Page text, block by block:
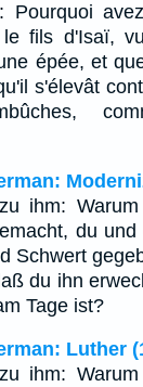
fils d'Isaï,
épée, et
s'élevât
ihm:
du
Schwert
du ihn
Tage ist?
Luther
ihm: